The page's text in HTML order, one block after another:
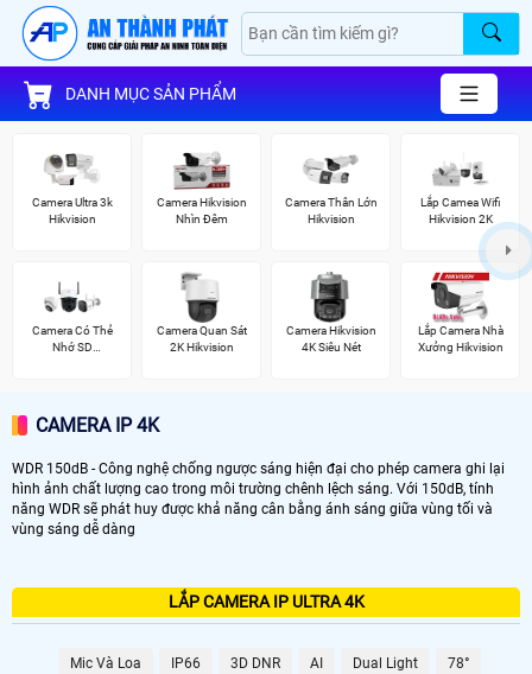
DANH MỤC SẢN PHẨM
Camera Ultra 3k
Hikvision
Camera Hikvision
Nhìn Đêm
Camera Thân Lớn
Hikvision
Lắp Camea Wifi
Hikvision 2K
Camera Có Thẻ
Nhớ SD
Camera Quan Sát
2K Hikvision
Camera Hikvision
4K Siêu Nét
Lắp Camera Nhà
Xưởng Hikvision
CAMERA IP 4K
WDR 150dB - Công nghệ chống ngược sáng hiện đại cho phép camera ghi lại
hình ảnh chất lượng cao trong môi trường chênh lệch sáng. Với 150dB, tính
năng WDR sẽ phát huy được khả năng cân bằng ánh sáng giữa vùng tối và
vùng sáng dễ dàng
LẮP CAMERA IP ULTRA 4K
Mic Và Loa IP66 3D DNR AI Dual Light 78°